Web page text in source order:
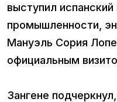
выступил
промышленности,
Мануэль Сория
официальным
Зангене